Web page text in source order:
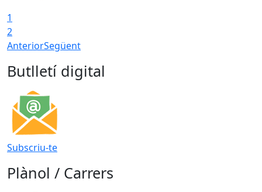
1
2
AnteriorSegüent
Butlletí digital
Subscriu-te
Plànol / Carrers